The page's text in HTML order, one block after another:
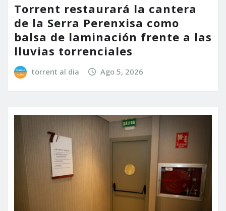
Torrent restaurará la cantera
de la Serra Perenxisa como
balsa de laminación frente a las
lluvias torrenciales
torrent al dia Ago 5, 2026